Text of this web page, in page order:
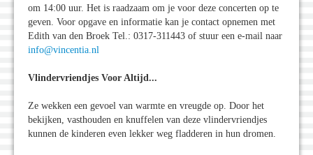
om 14:00 uur. Het is raadzaam om je voor deze concerten op te
geven. Voor opgave en informatie kan je contact opnemen met
Edith van den Broek Tel.: 0317-311443 of stuur een e-mail naar
info@vincentia.nl
Vlindervriendjes Voor Altijd...
Ze wekken een gevoel van warmte en vreugde op. Door het
bekijken, vasthouden en knuffelen van deze vlindervriendjes
kunnen de kinderen even lekker weg fladderen in hun dromen.